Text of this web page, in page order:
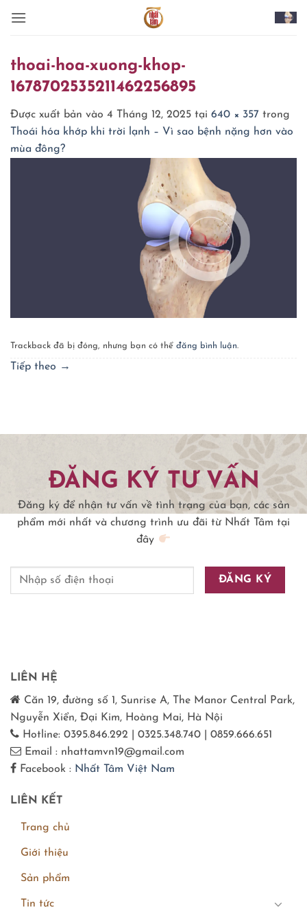
qua
dungthoai-hoa-xuong-khop-
1678702535211462256895
Được xuất bản vào 4 Tháng 12, 2025 tại 640 × 357 trong
Thoái hóa khớp khi trời lạnh – Vì sao bệnh nặng hơn vào
mùa đông?
Trackback đã bị đóng, nhưng bạn có thể đăng bình luận.
Tiếp theo →
ĐĂNG KÝ TƯ VẤN
Đăng ký để nhận tư vấn về tình trạng của bạn, các sản
phẩm mới nhất và chương trình ưu đãi từ Nhất Tâm tại
đây
LIÊN HỆ
Căn 19, đường số 1, Sunrise A, The Manor Central Park,
Nguyễn Xiển, Đại Kim, Hoàng Mai, Hà Nội
Hotline: 0395.846.292 | 0325.348.740 | 0859.666.651
Email : nhattamvn19@gmail.com
Facebook : Nhất Tâm Việt Nam
LIÊN KẾT
Trang chủ
Giới thiệu
Sản phẩm
Tin tức